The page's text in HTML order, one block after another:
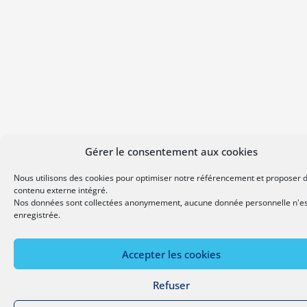
Gérer le consentement aux cookies
Nous utilisons des cookies pour optimiser notre référencement et proposer
contenu externe intégré.
Nos données sont collectées anonymement, aucune donnée personnelle
enregistrée.
Accepter les cookies
Refuser